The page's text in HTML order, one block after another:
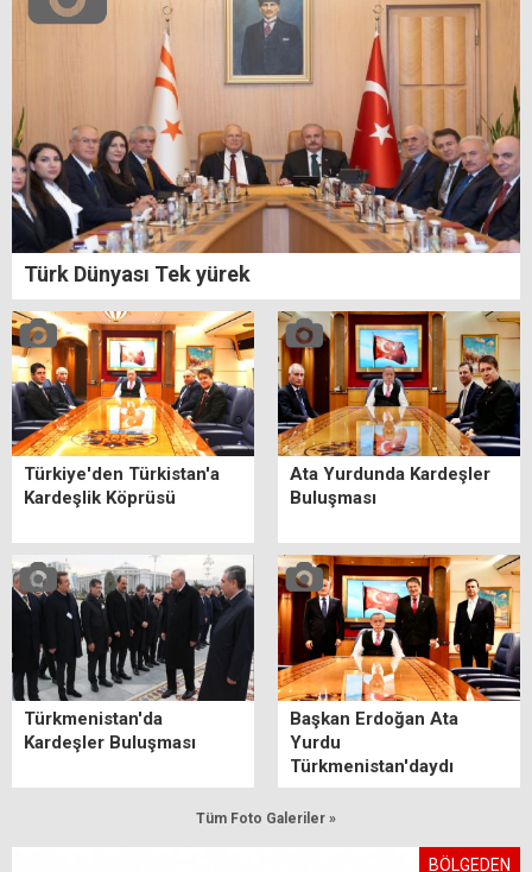
Türk Dünyası Tek yürek
Türkiye'den Türkistan'a
Kardeşlik Köprüsü
Ata Yurdunda Kardeşler
Buluşması
Türkmenistan'da
Kardeşler Buluşması
Başkan Erdoğan Ata
Yurdu
Türkmenistan'daydı
Tüm Foto Galeriler »
BÖLGEDEN